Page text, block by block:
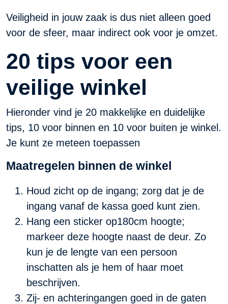
Veiligheid in jouw zaak is dus niet alleen goed
voor de sfeer, maar indirect ook voor je omzet.
20 tips voor een
veilige winkel
Hieronder vind je 20 makkelijke en duidelijke
tips, 10 voor binnen en 10 voor buiten je winkel.
Je kunt ze meteen toepassen
Maatregelen binnen de winkel
Houd zicht op de ingang; zorg dat je de
ingang vanaf de kassa goed kunt zien.
Hang een sticker op180cm hoogte;
markeer deze hoogte naast de deur. Zo
kun je de lengte van een persoon
inschatten als je hem of haar moet
beschrijven.
Zij- en achteringangen goed in de gaten